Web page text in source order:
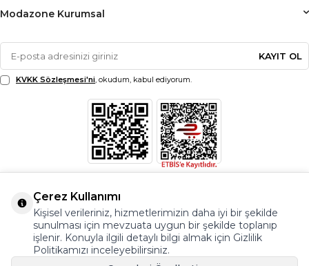
Modazone Kurumsal
KAYIT OL
KVKK Sözleşmesi'ni, okudum, kabul ediyorum.
Çerez Kullanımı
Kişisel verileriniz, hizmetlerimizin daha iyi bir şekilde
sunulması için mevzuata uygun bir şekilde toplanıp
işlenir. Konuyla ilgili detaylı bilgi almak için Gizlilik
Politikamızı inceleyebilirsiniz.